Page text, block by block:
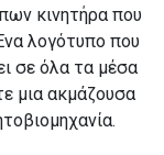
κινητήρα που
λογότυπο που
σε όλα τα μέσα
μια ακμάζουσα